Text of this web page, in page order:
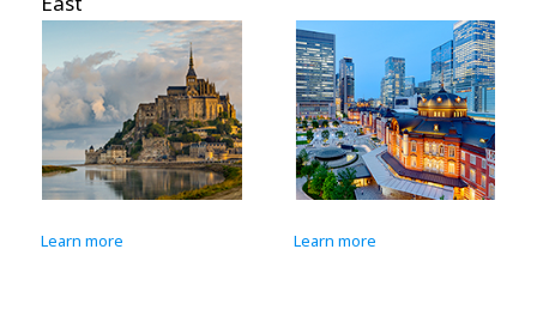
Learn more Learn more